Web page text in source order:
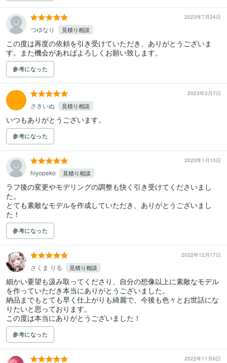
2023年7月24日
つゆなり 見積り相談
この度は再度の依頼を引き受けていただき、ありがとうございま
す。また機会があればよろしくお願い致します。
参考になった
2023年3月7日
さきいぬ 見積り相談
いつもありがとうございます。
参考になった
2023年1月10日
hiyopeko 見積り相談
ラフ後の変更やモデリングの調整も快く引き受けてくださいまし
た。
とても素敵なモデルを作成していただき、ありがとうございまし
た！
参考になった
2022年12月17日
さくま りる 見積り相談
細かい要望も汲み取ってくださり、自分の想像以上に素敵なモデル
を作っていただき本当にありがとうございました。
納品までもとても早く仕上がりも綺麗で、今後も色々とお世話にな
りたいと思っております。
この度は本当にありがとうございました！
参考になった
2022年11月6日